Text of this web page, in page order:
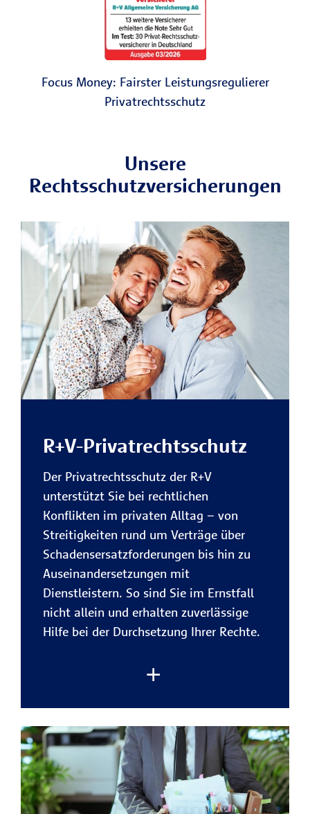
Focus Money: Fairster Leistungsregulierer
Privatrechtsschutz
Unsere
Rechtsschutzversicherungen
R+V-Privatrechtsschutz
Der Privatrechtsschutz der R+V
unterstützt Sie bei rechtlichen
Konflikten im privaten Alltag – von
Streitigkeiten rund um Verträge über
Schadensersatzforderungen bis hin zu
Auseinandersetzungen mit
Dienstleistern. So sind Sie im Ernstfall
nicht allein und erhalten zuverlässige
Hilfe bei der Durchsetzung Ihrer Rechte.
Dieprivate Rechtsschutzversicherung der
R+V übernimmt die typischen Kosten
eines Rechtsstreits . Damit können Sie
Ihr Anliegen verfolgen, ohne finanzielle